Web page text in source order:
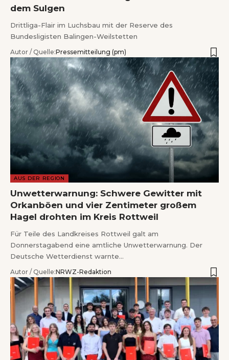
dem Sulgen
Drittliga-Flair im Luchsbau mit der Reserve des
Bundesligisten Balingen-Weilstetten
Autor / Quelle:Pressemitteilung (pm)
AUS DER REGION
Unwetterwarnung: Schwere Gewitter mit
Orkanböen und vier Zentimeter großem
Hagel drohten im Kreis Rottweil
Für Teile des Landkreises Rottweil galt am
Donnerstagabend eine amtliche Unwetterwarnung. Der
Deutsche Wetterdienst warnte…
Autor / Quelle:NRWZ-Redaktion